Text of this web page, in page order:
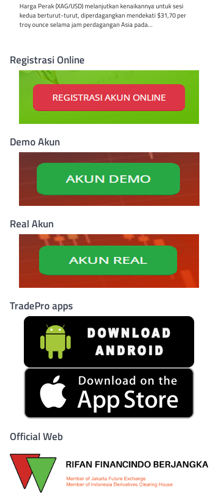
Harga Perak (XAG/USD) melanjutkan kenaikannya untuk sesi
kedua berturut-turut, diperdagangkan mendekati $31,70 per
troy ounce selama jam perdagangan Asia pada…
Registrasi Online
Demo Akun
Real Akun
TradePro apps
Official Web